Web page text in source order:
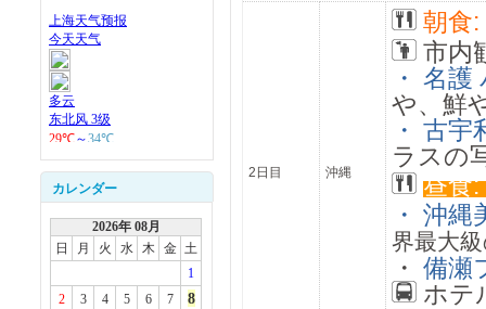
カレンダー
2026年 08月
日
月 火 水 木 金 土
1
2
3 4 5 6 7 8
2日目 沖縄
朝食
市内
・ 名
や、鮮
・ 古宇
ラスの
昼食
・ 沖
界最大
・ 備瀬
ホテ